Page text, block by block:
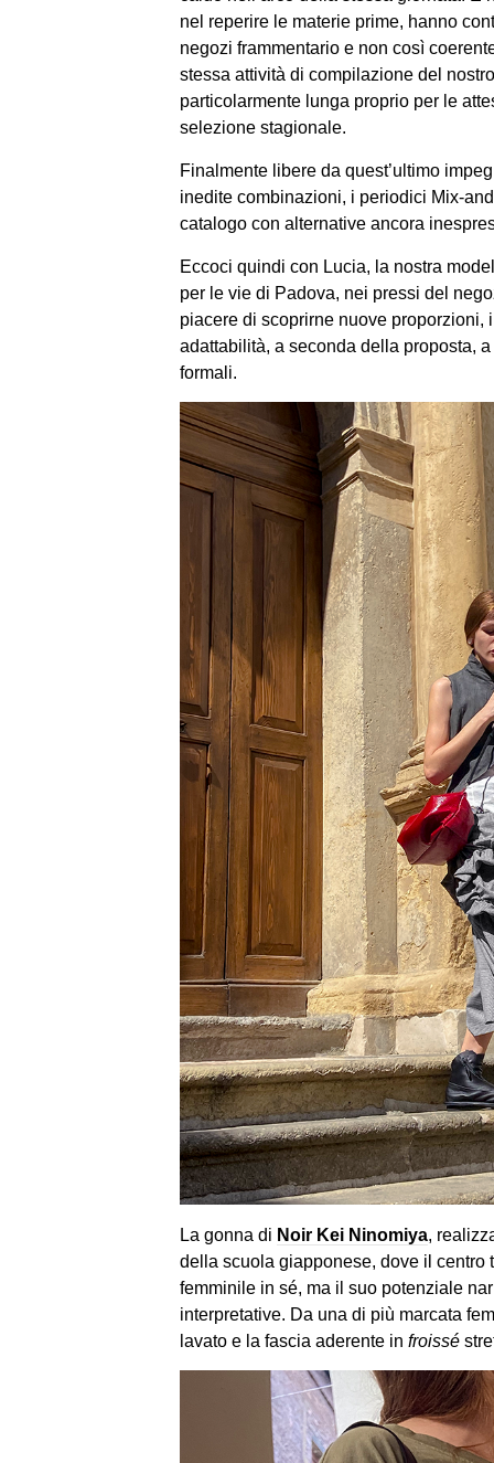
nel reperire le materie prime, hanno
negozi frammentario e non così
stessa attività di compilazione del
particolarmente lunga proprio per le
selezione stagionale.
Finalmente libere da quest’ultimo
inedite combinazioni, i periodici Mix-
catalogo con alternative ancora
Eccoci quindi con Lucia, la nostra
per le vie di Padova, nei pressi del
piacere di scoprirne nuove proporzioni,
adattabilità, a seconda della proposta,
formali.
La gonna di Noir Kei Ninomiya,
della scuola giapponese, dove il centro
femminile in sé, ma il suo potenziale
interpretative. Da una di più marcata
lavato e la fascia aderente in froissé